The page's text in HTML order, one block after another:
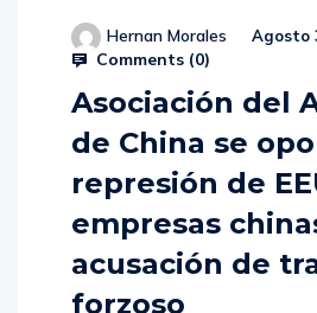
Hernan Morales Agosto
Comments (0)
Asociación del
de China se
represión de
empresas
acusación de
forzoso